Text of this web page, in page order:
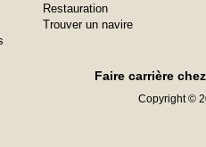
Restauration
Trouver un navire
Faire carrière
Copyright ©